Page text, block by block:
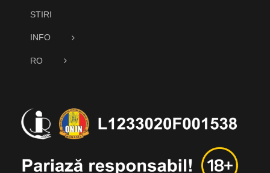
STIRI
INFO
RO